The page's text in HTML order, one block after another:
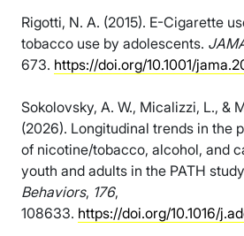
Rigotti, N. A. (2015). E-Cigarette
tobacco use by adolescents.
673. https://doi.org/10.1001/
Sokolovsky, A. W., Micalizzi, L., &
(2026). Longitudinal trends in the
of nicotine/tobacco, alcohol, and
youth and adults in the PATH
Behaviors, 176,
108633. https://doi.org/10.1016/